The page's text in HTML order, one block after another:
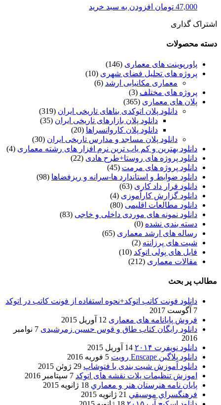
47,000 تومان افزودن به سبد خرید
اشتراک گذاری
دسته محصولات
پاورپوینت های معماری (146)
پروژه های تحلیل فضای شهری (10)
معماری مکانیابی ارشد (6)
پروژه های مختلف (3)
پلان های معماری (365)
دانلود پلان اتوکدی بناهای تاریخی ایران (319)
دانلود پلان بازارهای تاریخی ایران (35)
دانلود پلان کاروانسراها (20)
دانلود پلان مساجد و مدارس تاریخی ایران (30)
دانلود بهترین و کم یاب ترین نرم افزار های رشته معماری (4)
دانلود پروژه های روستا+طرح هادی (22)
دانلود پروژه های مرمت (45)
دانلود ضوابط و استاندارد ها-سرانه و ریزفضاها (98)
دانلود قرار داد کاری (63)
دانلود گزارش کارآموزی (4)
دانلود مطالعات اقلیمی (80)
دانلود نمونه های موردی داخلی و خاجی (83)
دسته بندی نشده (0)
رساله های ارشد معماری (65)
شیت های پرزانته (2)
فایل های پولی اتوکد (10)
مقالات معماری (212)
مطالب پر بحث
دانلود فونت کاتب اتوکد+نحوه استفاده از فونت کاتب در اتوکد
7 آگوست 2017
فروش پایانامه های معماری 12 آوریل 2015
دانلود رایگان کتاب طاق و قوس حسین زمرشیدی
7 نوامبر
2016
دانلود نویفرت ۲۰۱۴
14 آوریل 2015
دانلود پلاگین Enscape رویت
5 فوریه 2016
دانلود آموزش شیت بندی با فتوشاپ 29 ژوئن 2015
اموزش تنظیمات پلات نقشه های اتوکد 7 سپتامبر 2016
پایان نامه هنرستان هنر و معماري 18 ژانویه 2015
فرهنگسراي موسيقي 21 ژانویه 2015